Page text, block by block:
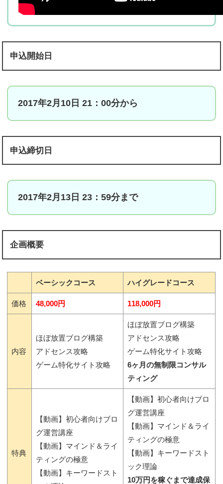
申込開始日
2017年2月10日 21：00分から
申込締切日
2017年2月13日 23：59分まで
企画概要
ベーシックコース ハイグレードコース
価格 48,000円 118,000円
内容
ほぼ放置ブログ構築
アドセンス攻略
ゲーム特化サイト攻略
ほぼ放置ブログ構築
アドセンス攻略
ゲーム特化サイト攻略
6ヶ月の無制限コンサル
ティング
特典
【動画】初心者向けブロ
グ運営講座
【動画】マインド＆ライ
ティングの極意
【動画】キーワードスト
【動画】初心者向けブロ
グ運営講座
【動画】マインド＆ライ
ティングの極意
【動画】キーワードスト
ック理論
10万円を稼ぐまで達成保